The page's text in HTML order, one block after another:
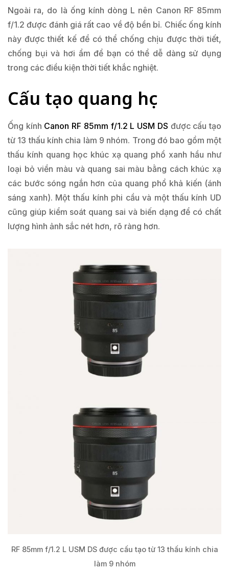
Ngoài ra, do là ống kính dòng L nên Canon RF 85mm
f/1.2 được đánh giá rất cao về độ bền bỉ. Chiếc ống kính
này được thiết kế để có thể chống chịu được thời tiết,
chống bụi và hơi ẩm để bạn có thể dễ dàng sử dụng
trong các điều kiện thời tiết khắc nghiệt.
Cấu tạo quang học
Ống kính Canon RF 85mm f/1.2 L USM DS được cấu tạo
từ 13 thấu kính chia làm 9 nhóm. Trong đó bao gồm một
thấu kính quang học khúc xạ quang phổ xanh hầu như
loại bỏ viền màu và quang sai màu bằng cách khúc xạ
các bước sóng ngắn hơn của quang phổ khả kiến ​​(ánh
sáng xanh). Một thấu kính phi cầu và một thấu kính UD
cũng giúp kiểm soát quang sai và biến dạng để có chất
lượng hình ảnh sắc nét hơn, rõ ràng hơn.
RF 85mm f/1.2 L USM DS được cấu tạo từ 13 thấu kính chia
làm 9 nhóm